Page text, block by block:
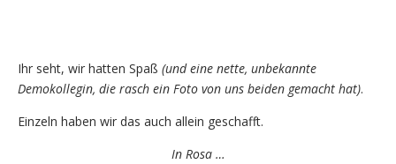
Ihr seht, wir hatten Spaß (und eine nette, unbekannte
Demokollegin, die rasch ein Foto von uns beiden gemacht hat).
Einzeln haben wir das auch allein geschafft.
In Rosa …